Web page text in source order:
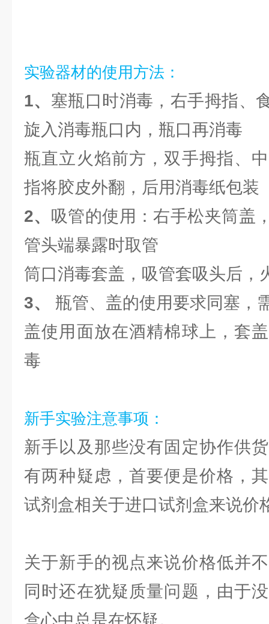
实验器材的使用方法：
1、 塞瓶口时消毒，右手拇指、
旋入消毒瓶口内，瓶口再消毒
瓶直立火焰前方，双手拇指、
指将胶皮外翻，后用消毒纸包装
2、 吸管的使用：右手松夹筒盖
管头端暴露时取管
筒口消毒套盖，吸管套吸头后，
3、
瓶管、盖的使用要求同塞，
盖使用面放在酒精棉球上，套
毒
新手实验注意事项：
新手以及那些没有固定协作供
有两种疑虑，首要便是价格，
试剂盒相关于进口试剂盒来说价
关于新手的视点来说价格低并
同时还在犹疑质量问题，由于
盒心中总是在怀疑。